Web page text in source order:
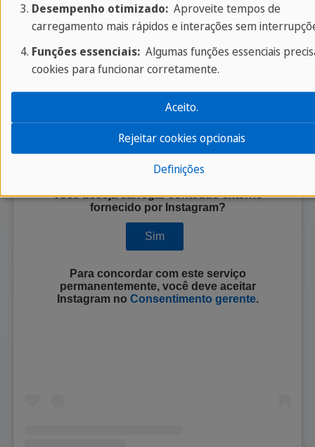
Você deseja carregar conteúdo externo
fornecido por Instagram?
Sim
Para concordar com este serviço
permanentemente, você deve aceitar
Instagramno Consentimento gerente.
Desempenho otimizado:Aproveite tempos de
carregamento mais rápidos e interações sem
Funções essenciais:Algumas funções essenciais
cookies para funcionar corretamente.
Definições
Rejeitar cookies opcionais
Aceito.